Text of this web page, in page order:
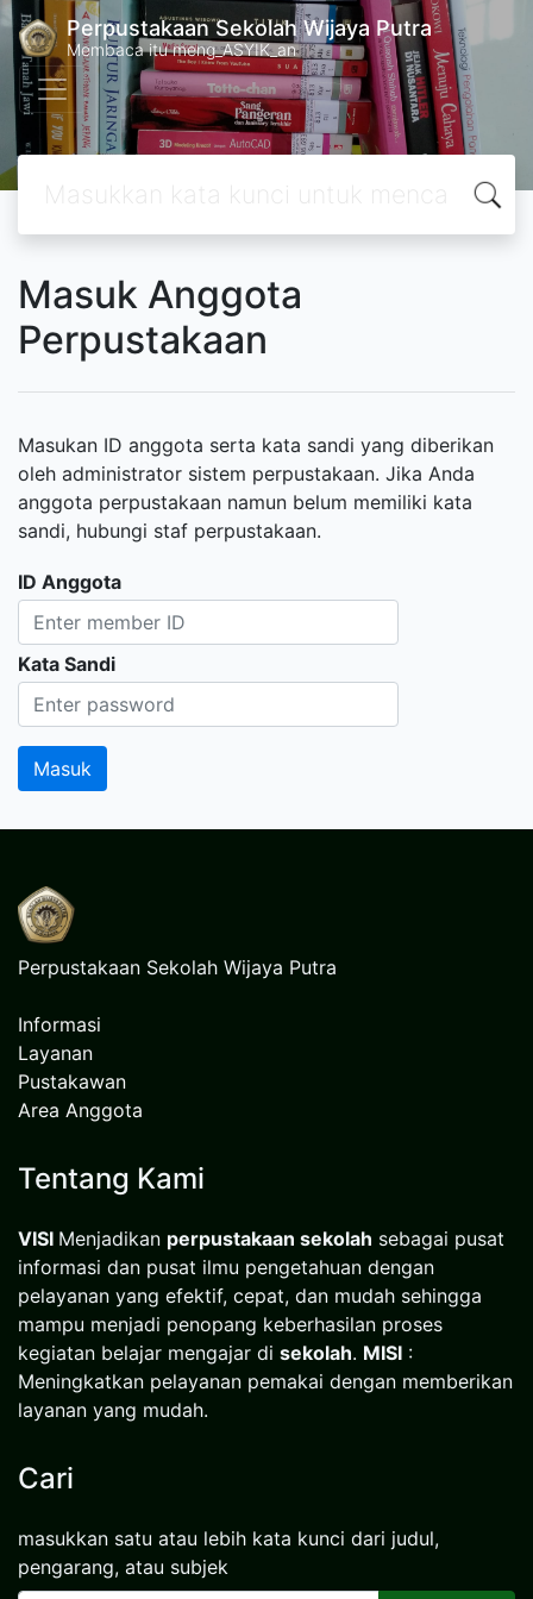
Perpustakaan Sekolah Wijaya Putra
Membaca itu meng_ASYIK_an
Masuk Anggota
Perpustakaan
Masukan ID anggota serta kata sandi yang diberikan
oleh administrator sistem perpustakaan. Jika Anda
anggota perpustakaan namun belum memiliki kata
sandi, hubungi staf perpustakaan.
ID Anggota
Kata Sandi
Perpustakaan Sekolah Wijaya Putra
Informasi
Layanan
Pustakawan
Area Anggota
Tentang Kami
VISI Menjadikan perpustakaan sekolah sebagai pusat
informasi dan pusat ilmu pengetahuan dengan
pelayanan yang efektif, cepat, dan mudah sehingga
mampu menjadi penopang keberhasilan proses
kegiatan belajar mengajar di sekolah. MISI :
Meningkatkan pelayanan pemakai dengan memberikan
layanan yang mudah.
Cari
masukkan satu atau lebih kata kunci dari judul,
pengarang, atau subjek